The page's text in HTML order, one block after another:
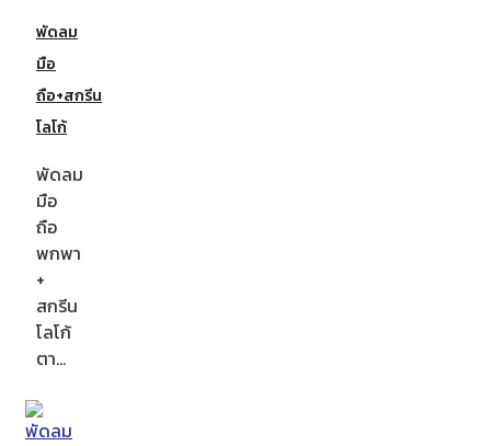
พัดลม
มือ
ถือ+สกรีน
โลโก้
พัดลม
มือ
ถือ
พกพา
+
สกรีน
โลโก้
ตา…